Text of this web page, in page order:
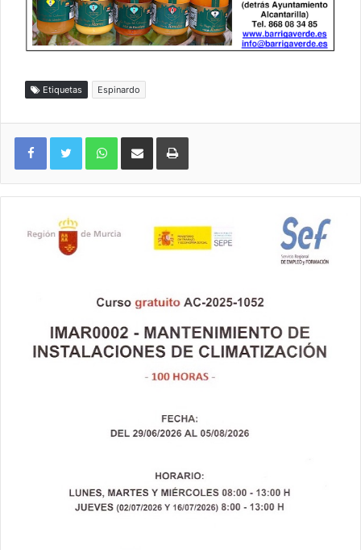
Etiquetas Espinardo
WhatsAppCompartir por correo electrónicoImprimir